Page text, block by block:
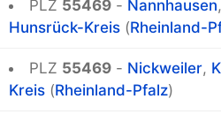
PLZ 55469 - Nannhausen,
Hunsrück-Kreis (Rheinland-
PLZ 55469 - Nickweiler,
Kreis (Rheinland-Pfalz)